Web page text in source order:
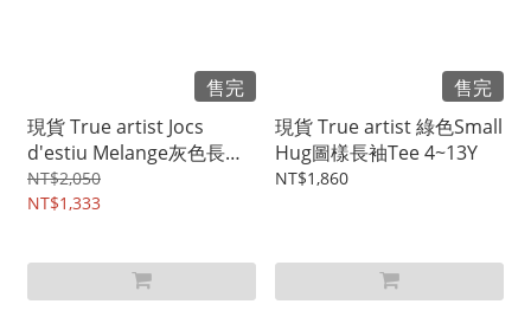
售完
現貨 True artist Jocs
d'estiu Melange灰色長袖
Tee 4~13Y
NT$2,050
NT$1,333
售完
現貨 True artist 綠色Small
Hug圖樣長袖Tee 4~13Y
NT$1,860